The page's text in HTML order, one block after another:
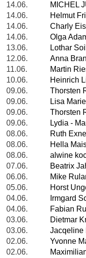
14.06.
MICHEL
14.06.
Helmut
14.06.
Charly
14.06.
Olga
13.06.
Lothar
12.06.
Anna
11.06.
Martin
10.06.
Heinrich
09.06.
Thorsten
09.06.
Lisa
09.06.
Thorsten
09.06.
Lydia -
08.06.
Ruth
08.06.
Hella
08.06.
alwine
07.06.
Beatrix
06.06.
Mike
05.06.
Horst
04.06.
Irmgard
04.06.
Fabian
03.06.
Dietmar
03.06.
Jacqeline
02.06.
Yvonne
02.06.